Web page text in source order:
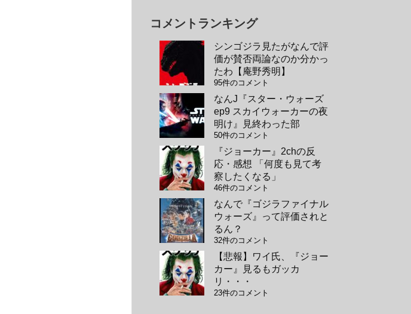
コメントランキング
シンゴジラ見たがなんで評
価が賛否両論なのか分かっ
たわ【庵野秀明】
95件のコメント
なんJ『スター・ウォーズ
ep9 スカイウォーカーの夜
明け』見終わった部
50件のコメント
『ジョーカー』2chの反
応・感想 「何度も見て考
察したくなる」
46件のコメント
なんで『ゴジラファイナル
ウォーズ』って評価されと
るん？
32件のコメント
【悲報】ワイ氏、『ジョー
カー』見るもガッカ
リ・・・
23件のコメント